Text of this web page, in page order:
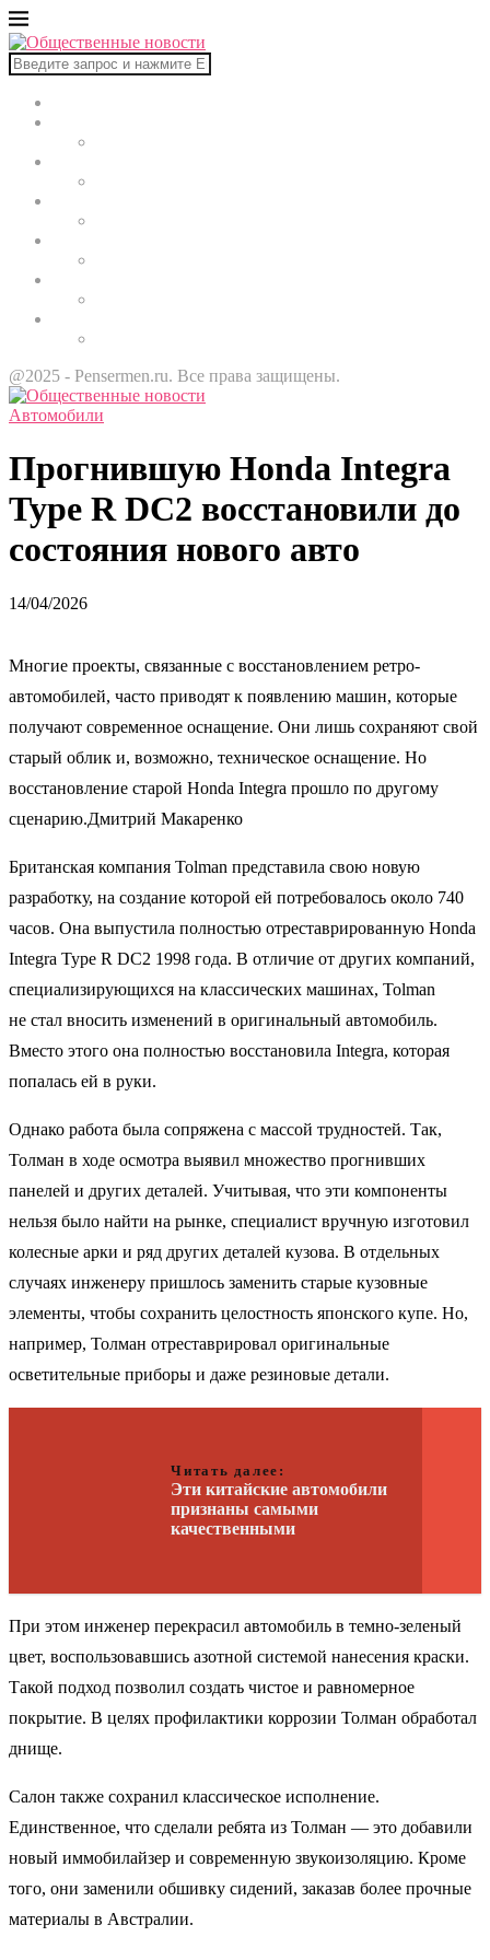
@2025 - Pensermen.ru. Все права защищены.
Автомобили
Прогнившую Honda Integra
Type R DC2 восстановили до
состояния нового авто
14/04/2026
Многие проекты, связанные с восстановлением ретро-
автомобилей, часто приводят к появлению машин, которые
получают современное оснащение. Они лишь сохраняют свой
старый облик и, возможно, техническое оснащение. Но
восстановление старой Honda Integra прошло по другому
сценарию.Дмитрий Макаренко
Британская компания Tolman представила свою новую
разработку, на создание которой ей потребовалось около 740
часов. Она выпустила полностью отреставрированную Honda
Integra Type R DC2 1998 года. В отличие от других компаний,
специализирующихся на классических машинах, Tolman
не стал вносить изменений в оригинальный автомобиль.
Вместо этого она полностью восстановила Integra, которая
попалась ей в руки.
Однако работа была сопряжена с массой трудностей. Так,
Толман в ходе осмотра выявил множество прогнивших
панелей и других деталей. Учитывая, что эти компоненты
нельзя было найти на рынке, специалист вручную изготовил
колесные арки и ряд других деталей кузова. В отдельных
случаях инженеру пришлось заменить старые кузовные
элементы, чтобы сохранить целостность японского купе. Но,
например, Толман отреставрировал оригинальные
осветительные приборы и даже резиновые детали.
Читать далее:
Эти китайские автомобили
признаны самыми
качественными
При этом инженер перекрасил автомобиль в темно-зеленый
цвет, воспользовавшись азотной системой нанесения краски.
Такой подход позволил создать чистое и равномерное
покрытие. В целях профилактики коррозии Толман обработал
днище.
Салон также сохранил классическое исполнение.
Единственное, что сделали ребята из Толман — это добавили
новый иммобилайзер и современную звукоизоляцию. Кроме
того, они заменили обшивку сидений, заказав более прочные
материалы в Австралии.